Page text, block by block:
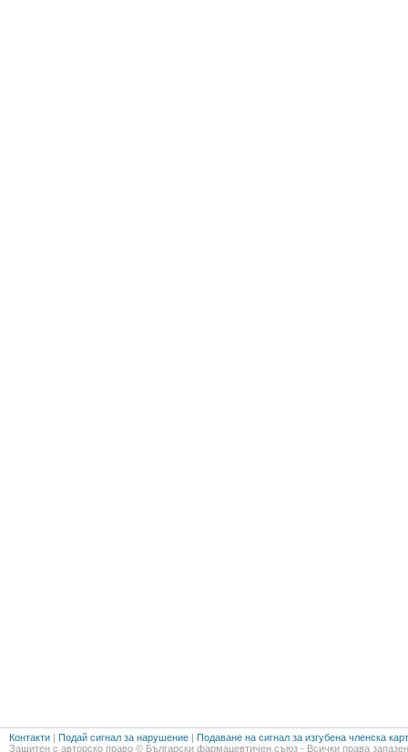
Контакти | Подай сигнал за нарушение | Подаване на сигнал за изгубена членска
Защитен с авторско право © Български фармацевтичен съюз - Всички права